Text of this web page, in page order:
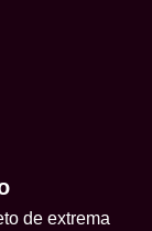
de extrema